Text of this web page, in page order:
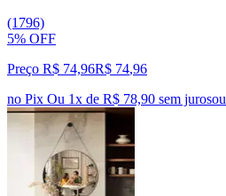
(1796)
5% OFF
Preço R$ 74,96R$ 74,96
no Pix Ou 1x de R$ 78,90 sem jurosou